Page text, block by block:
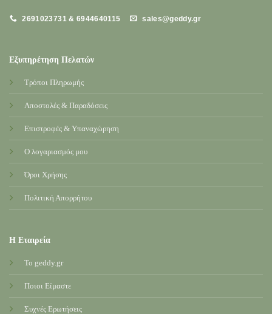
2691023731 & 6944640115 sales@geddy.gr
Εξυπηρέτηση Πελατών
Τρόποι Πληρωμής
Αποστολές & Παραδόσεις
Επιστροφές & Υπαναχώρηση
Ο λογαριασμός μου
Όροι Χρήσης
Πολιτική Απορρήτου
Η Εταιρεία
Το geddy.gr
Ποιοι Είμαστε
Συχνές Ερωτήσεις